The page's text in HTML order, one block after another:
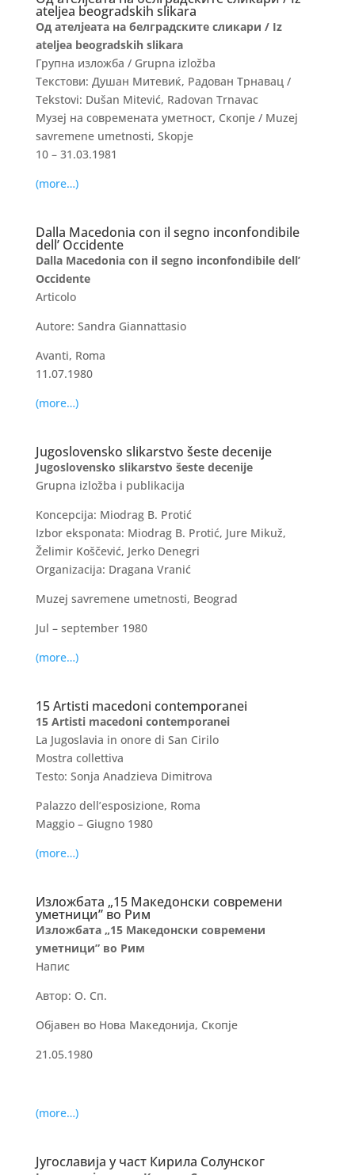
ateljea beogradskih slikara
Од ателјеата на белградските сликари / Iz
ateljea beogradskih slikara
Групна изложба / Grupna izložba
Текстови: Душан Митевиќ, Радован Трнавац /
Tekstovi: Dušan Mitević, Radovan Trnavac
Музеј на современата уметност, Скопје / Muzej
savremene umetnosti, Skopje
10 – 31.03.1981
(more…)
Dalla Macedonia con il segno inconfondibile
dell’ Occidente
Dalla Macedonia con il segno inconfondibile dell’
Occidente
Articolo
Autore: Sandra Giannattasio
Avanti, Roma
11.07.1980
(more…)
Jugoslovensko slikarstvo šeste decenije
Jugoslovensko slikarstvo šeste decenije
Grupna izložba i publikacija
Koncepcija: Miodrag B. Protić
Izbor eksponata: Miodrag B. Protić, Jure Mikuž,
Želimir Koščević, Jerko Denegri
Organizacija: Dragana Vranić
Muzej savremene umetnosti, Beograd
Jul – september 1980
(more…)
15 Artisti macedoni contemporanei
15 Artisti macedoni contemporanei
La Jugoslavia in onore di San Cirilo
Mostra collettiva
Testo: Sonja Anadzieva Dimitrova
Palazzo dell’esposizione, Roma
Maggio – Giugno 1980
(more…)
Изложбата „15 Македонски современи
уметници” во Рим
Изложбата „15 Македонски современи
уметници” во Рим
Напис
Автор: О. Сп.
Објавен во Нова Македонија, Скопје
21.05.1980
(more…)
Југославија у част Кирила Солунског